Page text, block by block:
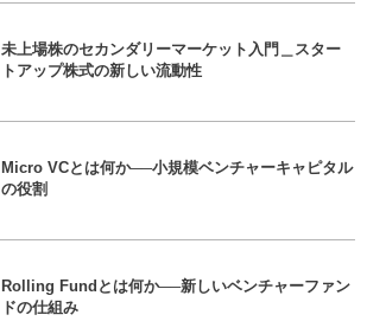
未上場株のセカンダリーマーケット入門＿スター
トアップ株式の新しい流動性
Micro VCとは何か──小規模ベンチャーキャピタル
の役割
Rolling Fundとは何か──新しいベンチャーファン
ドの仕組み